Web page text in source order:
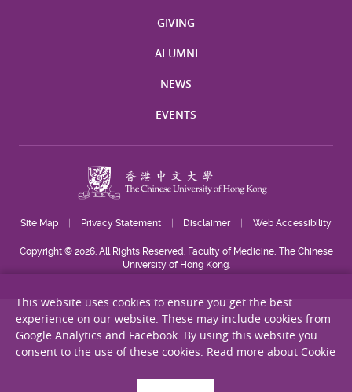
GIVING
ALUMNI
NEWS
EVENTS
Site Map Privacy Statement Disclaimer Web Accessibility
Copyright © 2026. All Rights Reserved. Faculty of Medicine, The Chinese
University of Hong Kong.
This website uses cookies to ensure you get the best
experience on our website. These may include cookies from
Google Analytics and Facebook. By using this website you
consent to the use of these cookies. Read more about Cookie